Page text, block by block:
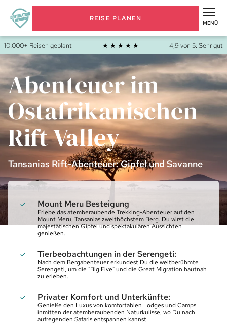
MENÜ
REISE PLANEN
10.000+ Reisen geplant ★ ★ ★ ★ ★ 4,9 von 5: Sehr gut
Abenteuer im
Ostafrikanischen
Rift Valley
Tansanias Rift-Abenteuer: Gipfel und Savanne
Mount Meru Besteigung
Erlebe das atemberaubende Trekking-Abenteuer auf den
Mount Meru, Tansanias zweithöchstem Berg. Du wirst die
majestätischen Gipfel und spektakulären Aussichten
genießen.
Tierbeobachtungen in der Serengeti:
Nach dem Bergabenteuer erkundest Du die weltberühmte
Serengeti, um die "Big Five" und die Great Migration hautnah
zu erleben.
Privater Komfort und Unterkünfte:
Genieße den Luxus von komfortablen Lodges und Camps
inmitten der atemberaubenden Naturkulisse, wo Du nach
aufregenden Safaris entspannen kannst.